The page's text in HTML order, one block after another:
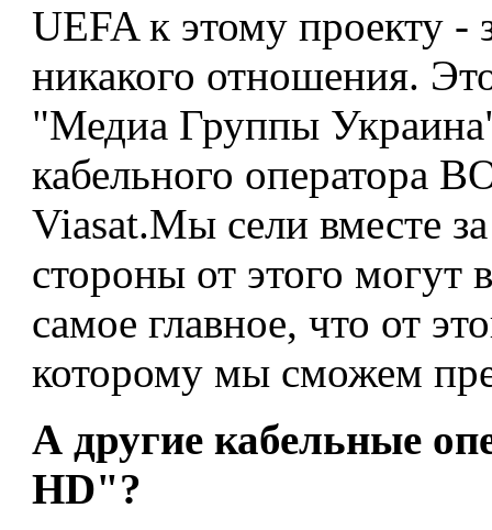
UEFA к этому проекту -
никакого отношения.
"Медиа Группы
кабельного оператора
Viasat.Мы сели вместе
стороны от этого могут
самое главное, что от
которому мы сможем
А другие кабельные
HD"?